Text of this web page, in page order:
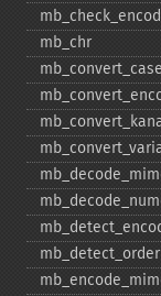
mb_​chr
mb_​convert_​case
mb_​detect_​order